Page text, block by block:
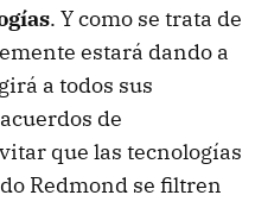
. Y como se trata de
estará dando a
a todos sus
de
que las tecnologías
Redmond se filtren